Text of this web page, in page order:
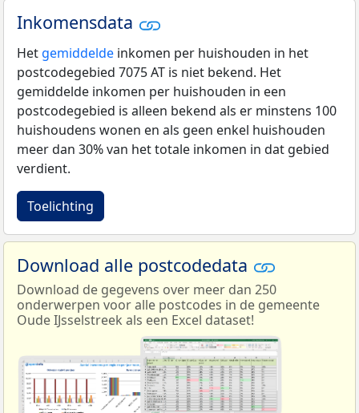
Inkomensdata
Het gemiddelde inkomen per huishouden in het
postcodegebied 7075 AT is niet bekend. Het
gemiddelde inkomen per huishouden in een
postcodegebied is alleen bekend als er minstens 100
huishoudens wonen en als geen enkel huishouden
meer dan 30% van het totale inkomen in dat gebied
verdient.
Toelichting
Download alle postcodedata
Download de gegevens over meer dan 250
onderwerpen voor alle postcodes in de gemeente
Oude IJsselstreek als een Excel dataset!